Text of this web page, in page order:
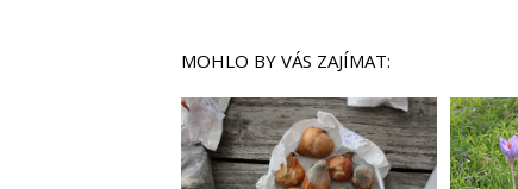
MOHLO BY VÁS ZAJÍMAT: